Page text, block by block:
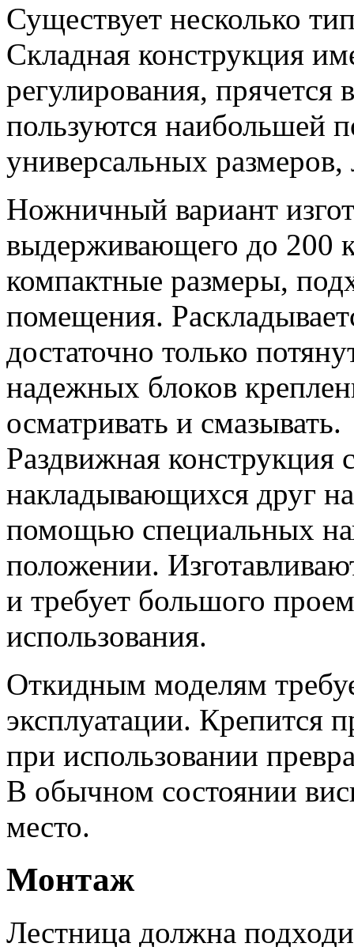
Существует несколько
Складная конструкция
регулирования,
пользуются наибольшей
универсальных размеров,
Ножничный вариант
выдерживающего до 200
компактные размеры,
помещения.
достаточно только
надежных блоков
осматривать и смазывать.
Раздвижная конструкция
накладывающихся друг
помощью специальных
положении.
и требует большого
использования.
Откидным моделям
эксплуатации. Крепится
при использовании
В обычном состоянии
место.
Монтаж
Лестница должна